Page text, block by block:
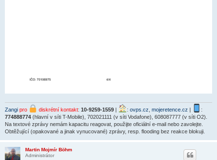
Zangi pro diskrétní kontakt: 10-9259-1559 | : ovps.cz mojeretence.cz |
:
774888774 (hlavní v síti T-Mobile), 702021111 (v síti Vodafone), 608087777 (v síti O2).
Na textové zprávy nemám kapacitu reagovat, použijte oficiální e-mail nebo zavolejte.
Obtěžující (opakované a jinak vynucované) zprávy, resp. flooding bez reakce blokuji.
Martin Mojmír Böhm
Administrátor